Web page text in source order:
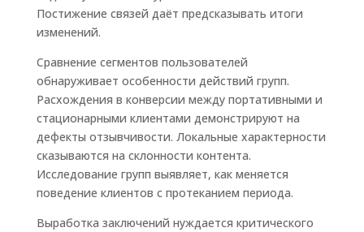
Постижение связей даёт предсказывать итоги
изменений.
Сравнение сегментов пользователей
обнаруживает особенности действий групп.
Расхождения в конверсии между портативными и
стационарными клиентами демонстрируют на
дефекты отзывчивости. Локальные характерности
сказываются на склонности контента.
Исследование групп выявляет, как меняется
поведение клиентов с протеканием периода.
Выработка заключений нуждается критического